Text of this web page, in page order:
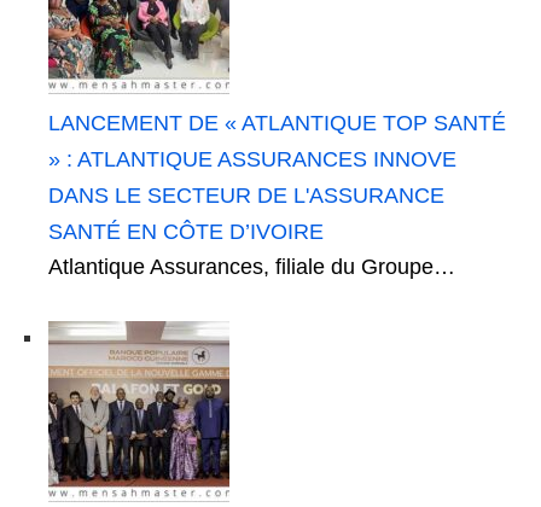
LANCEMENT DE « ATLANTIQUE TOP SANTÉ
» : ATLANTIQUE ASSURANCES INNOVE
DANS LE SECTEUR DE L'ASSURANCE
SANTÉ EN CÔTE D’IVOIRE
Atlantique Assurances, filiale du Groupe…